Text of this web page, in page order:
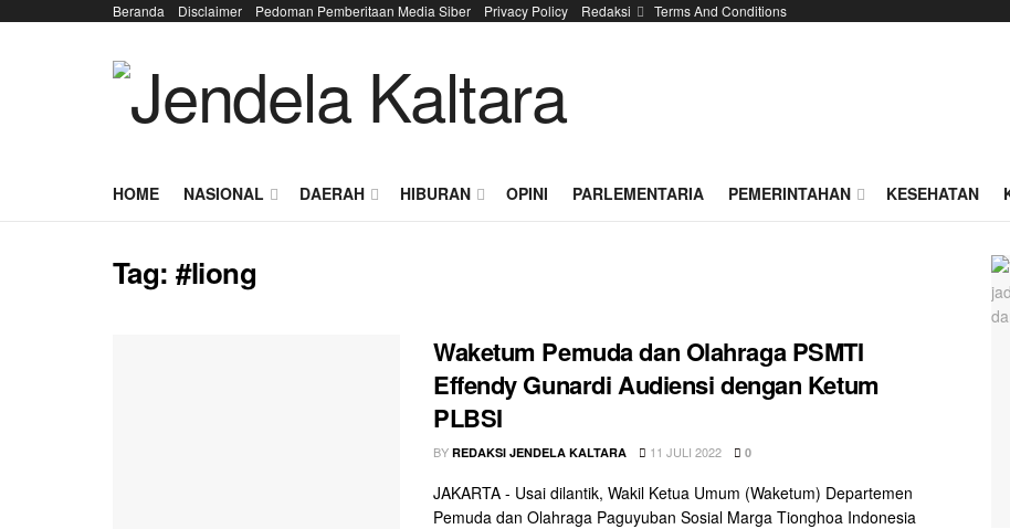
Beranda Disclaimer Pedoman Pemberitaan Media Siber Privacy Policy Redaksi Terms And Conditions
HOME NASIONAL DAERAH HIBURAN OPINI PARLEMENTARIA PEMERINTAHAN KESEHATAN
Tag:#liong
Waketum Pemuda dan Olahraga PSMTI
Effendy Gunardi Audiensi dengan Ketum
PLBSI
BY REDAKSI JENDELA KALTARA 11 JULI 2022 0
JAKARTA - Usai dilantik, Wakil Ketua Umum (Waketum) Departemen
Pemuda dan Olahraga Paguyuban Sosial Marga Tionghoa Indonesia